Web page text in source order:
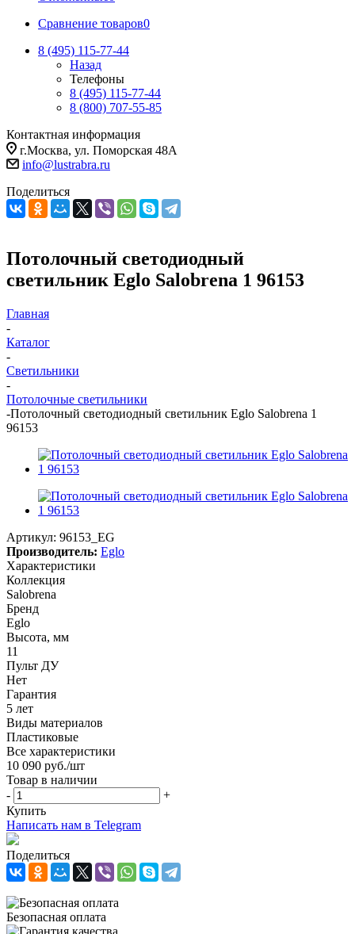
Сравнение товаров0
8 (495) 115-77-44
Назад
Телефоны
8 (495) 115-77-44
8 (800) 707-55-85
Контактная информация
г.Москва, ул. Поморская 48А
info@lustrabra.ru
Поделиться
Потолочный светодиодный
светильник Eglo Salobrena 1 96153
Главная
-
Каталог
-
Светильники
-
Потолочные светильники
-Потолочный светодиодный светильник Eglo Salobrena 1
96153
Артикул: 96153_EG
Производитель: Eglo
Характеристики
Коллекция
Salobrena
Бренд
Eglo
Высота, мм
11
Пульт ДУ
Нет
Гарантия
5 лет
Виды материалов
Пластиковые
Все характеристики
10 090 руб./шт
Товар в наличии
-
+
Купить
Написать нам в Telegram
Поделиться
Безопасная оплата